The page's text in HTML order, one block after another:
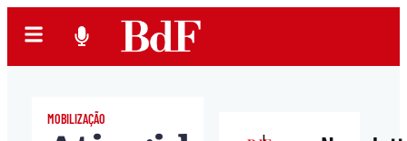
MOBILIZAÇÃO